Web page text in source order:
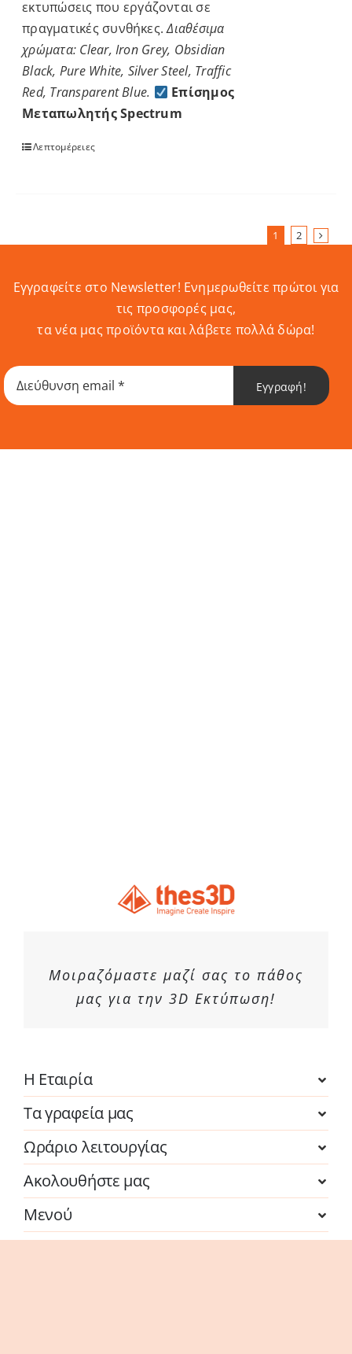
εκτυπώσεις που εργάζονται σε
πραγματικές συνθήκες.Διαθέσιμα
χρώματα: Clear, Iron Grey, Obsidian
Black, Pure White, Silver Steel, Traffic
Red, Transparent Blue.
Επίσημος
Μεταπωλητής Spectrum
Λεπτομέρειες
1 2
Εγγραφείτε στο Newsletter! Eνημερωθείτε πρώτοι για
τις προσφορές μας,
τα νέα μας προϊόντα και λάβετε πολλά δώρα!
Εγγραφή!
Μοιραζόμαστε μαζί σας το πάθος
μας για την 3D Εκτύπωση!
Η Εταιρία
Τα γραφεία μας
Ωράριο λειτουργίας
Ακολουθήστε μας
Μενού